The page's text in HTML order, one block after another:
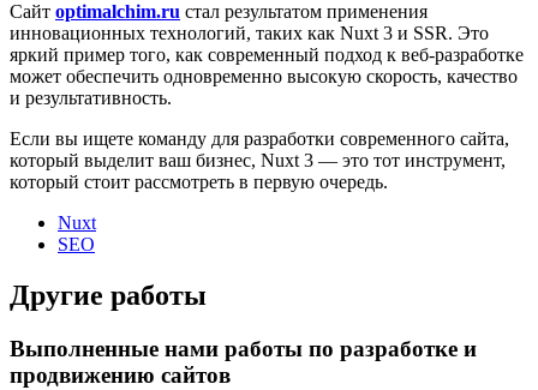
Сайт optimalchim.ru стал результатом применения
инновационных технологий, таких как Nuxt 3 и SSR. Это
яркий пример того, как современный подход к веб-разработке
может обеспечить одновременно высокую скорость, качество
и результативность.
Если вы ищете команду для разработки современного сайта,
который выделит ваш бизнес, Nuxt 3 — это тот инструмент,
который стоит рассмотреть в первую очередь.
Nuxt
SEO
Другие работы
Выполненные нами работы по разработке и
продвижению сайтов